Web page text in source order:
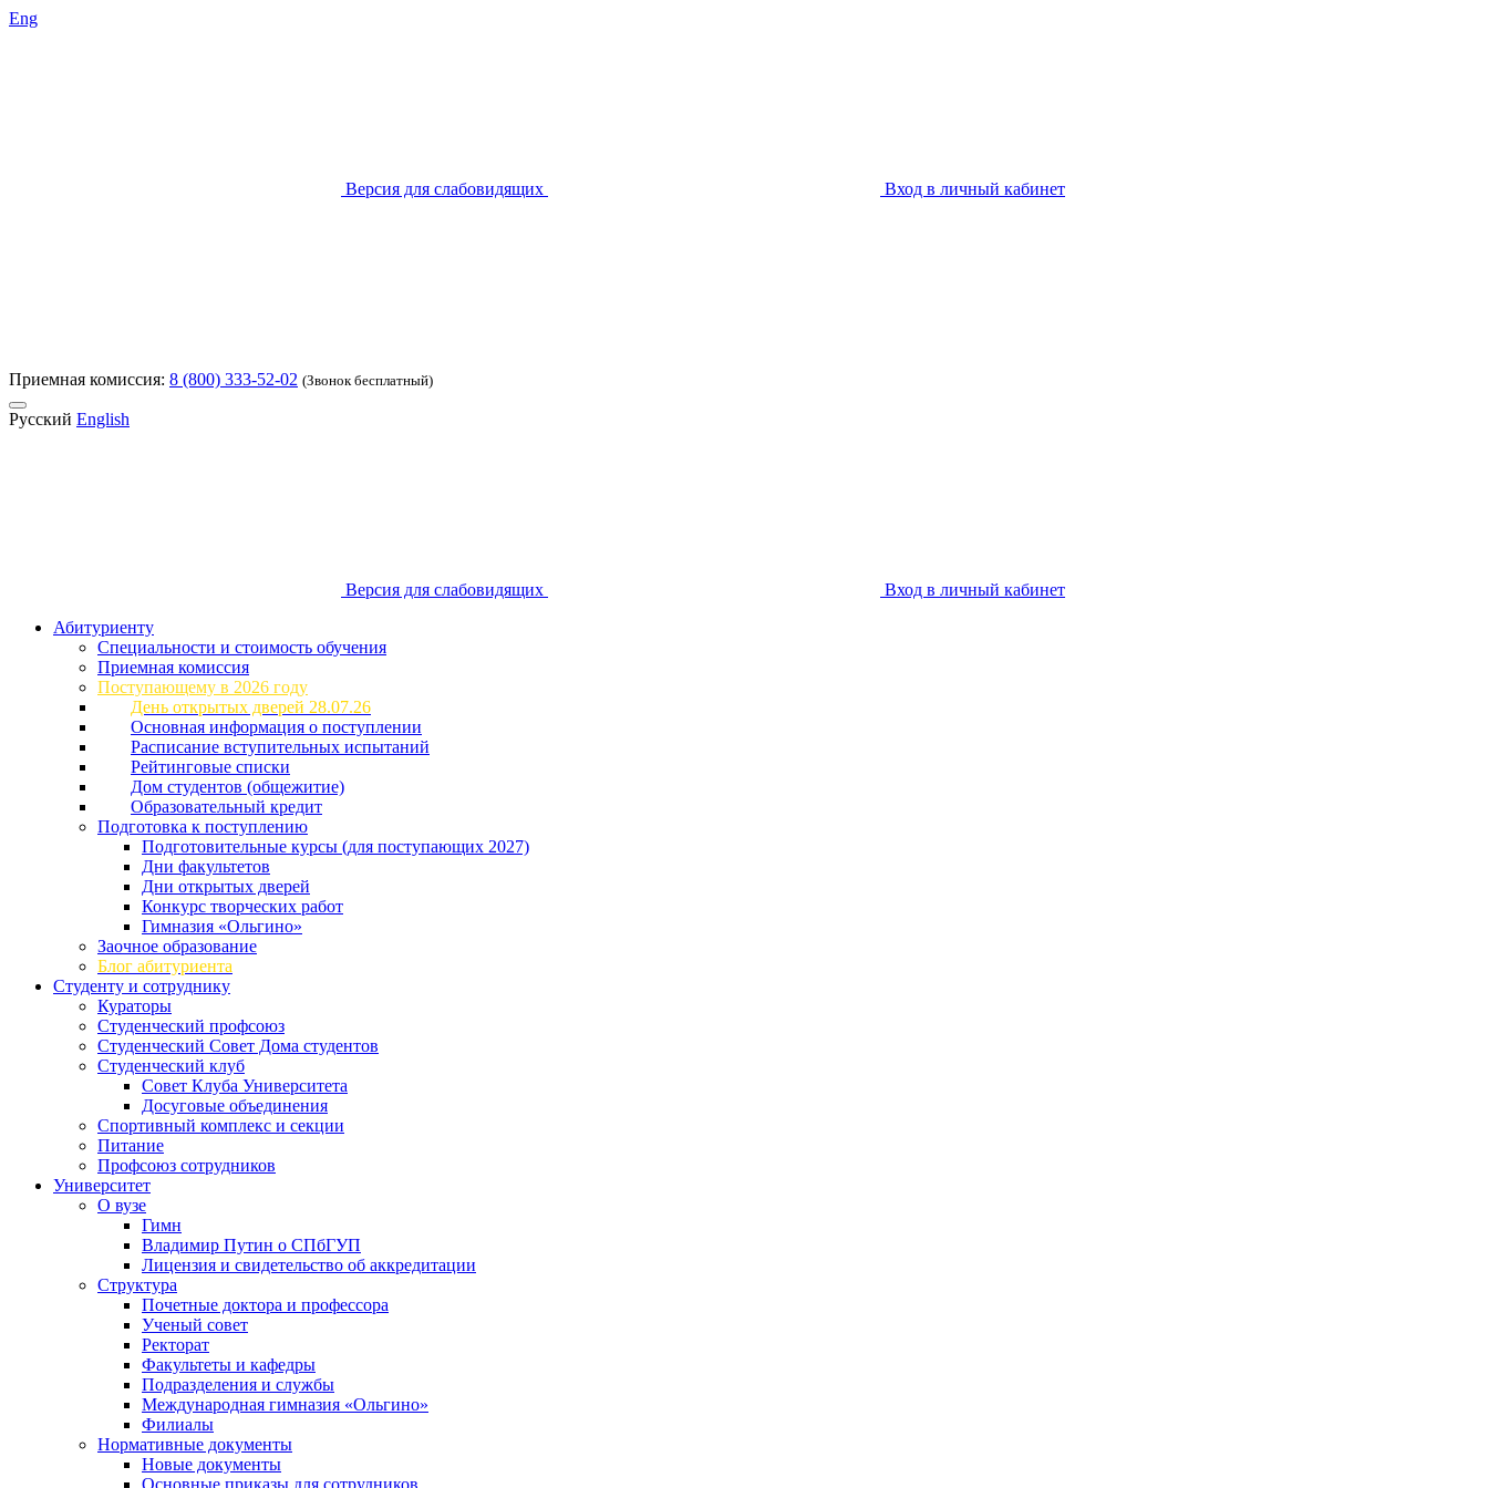
Eng
Версия для слабовидящих Вход в личный кабинет
Приемная комиссия: 8 (800) 333-52-02 (Звонок бесплатный)
Русский English
Версия для слабовидящих
Вход в личный кабинет
Абитуриенту
Специальности и стоимость обучения
Приемная комиссия
Поступающему в 2026 году
День открытых дверей 28.07.26
Основная информация о поступлении
Расписание вступительных испытаний
Рейтинговые списки
Дом студентов (общежитие)
Образовательный кредит
Подготовка к поступлению
Подготовительные курсы (для поступающих 2027)
Дни факультетов
Дни открытых дверей
Конкурс творческих работ
Гимназия «Ольгино»
Заочное образование
Блог абитуриента
Студенту и сотруднику
Кураторы
Студенческий профсоюз
Студенческий Совет Дома студентов
Студенческий клуб
Совет Клуба Университета
Досуговые объединения
Спортивный комплекс и секции
Питание
Профсоюз сотрудников
Университет
О вузе
Гимн
Владимир Путин о СПбГУП
Лицензия и свидетельство об аккредитации
Структура
Почетные доктора и профессора
Ученый совет
Ректорат
Факультеты и кафедры
Подразделения и службы
Международная гимназия «Ольгино»
Филиалы
Нормативные документы
Новые документы
Основные приказы для сотрудников